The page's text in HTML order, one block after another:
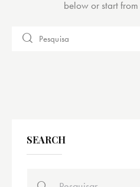
below or start from
SEARCH